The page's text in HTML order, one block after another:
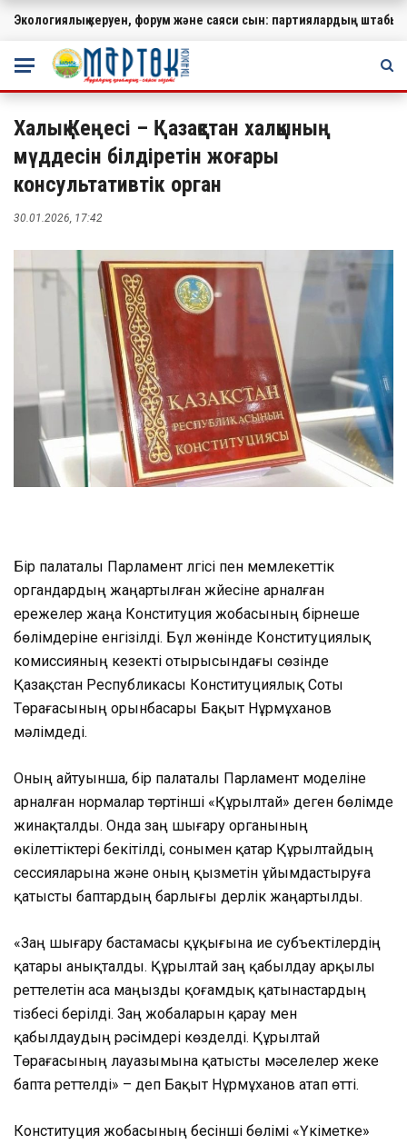
МАҢЫЗДЫ
Экологиялық керуен, форум және саяси сын: партиялардың
Халық Кеңесі – Қазақстан халқының
мүддесін білдіретін жоғары
консультативтік орган
30.01.2026, 17:42
Бір палаталы Парламент үлгісі пен мемлекеттік
органдардың жаңартылған жүйесіне арналған
ережелер жаңа Конституция жобасының бірнеше
бөлімдеріне енгізілді. Бұл жөнінде Конституциялық
комиссияның кезекті отырысындағы сөзінде
Қазақстан Республикасы Конституциялық Соты
Төрағасының орынбасары Бақыт Нұрмұханов
мәлімдеді.
Оның айтуынша, бір палаталы Парламент моделіне
арналған нормалар төртінші «Құрылтай» деген бөлімде
жинақталды. Онда заң шығару органының
өкілеттіктері бекітілді, сонымен қатар Құрылтайдың
сессияларына және оның қызметін ұйымдастыруға
қатысты баптардың барлығы дерлік жаңартылды.
«Заң шығару бастамасы құқығына ие субъектілердің
қатары анықталды. Құрылтай заң қабылдау арқылы
реттелетін аса маңызды қоғамдық қатынастардың
тізбесі берілді. Заң жобаларын қарау мен
қабылдаудың рәсімдері көзделді. Құрылтай
Төрағасының лауазымына қатысты мәселелер жеке
бапта реттелді» – деп Бақыт Нұрмұханов атап өтті.
Конституция жобасының бесінші бөлімі «Үкіметке»